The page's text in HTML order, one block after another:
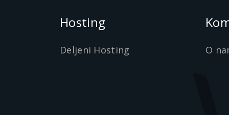
Hosting
Deljeni Hosting O